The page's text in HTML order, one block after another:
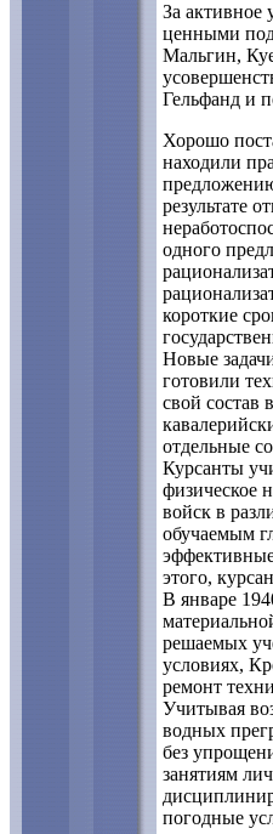
За активное
ценными
Мальгин,
Гельфанд и
Хорошо
находили
результате
одного
короткие
Новые
готовили
свой состав
отдельные
Курсанты
физическое
войск в
обучаемым
этого,
В январе
решаемых
условиях,
ремонт
Учитывая
водных
без
занятиям
погодные